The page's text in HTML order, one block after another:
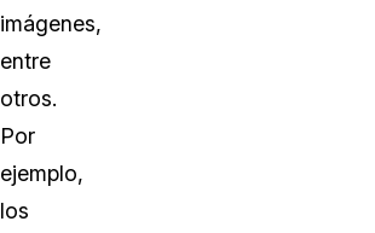
imágenes,
entre
otros.
Por
ejemplo,
los